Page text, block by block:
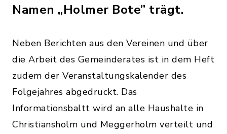
Namen „Holmer Bote” trägt.
Neben Berichten aus den Vereinen und über
die Arbeit des Gemeinderates ist in dem Heft
zudem der Veranstaltungskalender des
Folgejahres abgedruckt. Das
Informationsbaltt wird an alle Haushalte in
Christiansholm und Meggerholm verteilt und